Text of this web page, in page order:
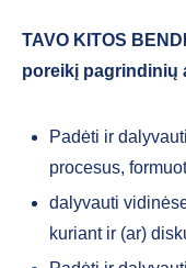
TAVO KITOS
poreikį pagrindinių
Padėti ir
procesus,
dalyvauti
kuriant ir (ar)